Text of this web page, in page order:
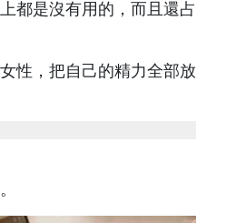
都是沒有用的，而且還占
性，把自己的精力全部放